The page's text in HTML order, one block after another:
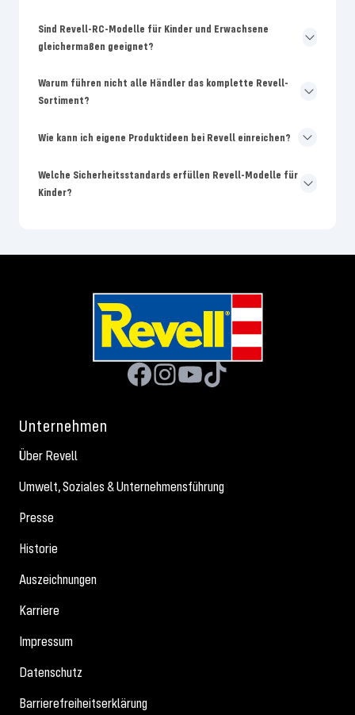
Sind Revell-RC-Modelle für Kinder und Erwachsene
gleichermaßen geeignet?
Warum führen nicht alle Händler das komplette Revell-
Sortiment?
Wie kann ich eigene Produktideen bei Revell einreichen?
Welche Sicherheitsstandards erfüllen Revell-Modelle für
Kinder?
Unternehmen
Über Revell
Umwelt, Soziales & Unternehmensführung
Presse
Historie
Auszeichnungen
Karriere
Impressum
Datenschutz
Barrierefreiheitserklärung